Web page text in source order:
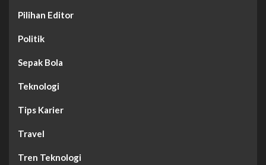
Pilihan Editor
Politik
Sepak Bola
Teknologi
Tips Karier
Travel
Tren Teknologi